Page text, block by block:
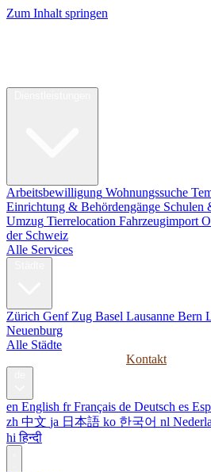
Zum Inhalt springen
Arbeitsbewilligung Wohnungssuche
Einrichtung & Behördengänge Schulen
Umzug Tierrelocation Fahrzeugimport
der Schweiz
Alle Services
Zürich Genf Zug Basel Lausanne Bern
Neuenburg
Alle Städte
Kontakt
en English fr Français de Deutsch es
zh 中文 ja 日本語 ko 한국어 nl
hi हिन्दी